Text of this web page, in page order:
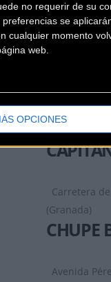
no requerir de su
se
cualquier momento
web.
OPCIONES
Calle
(Granada)
BIKES
Calle
37
Carretera
(Granada)
CHUPE
Avenida